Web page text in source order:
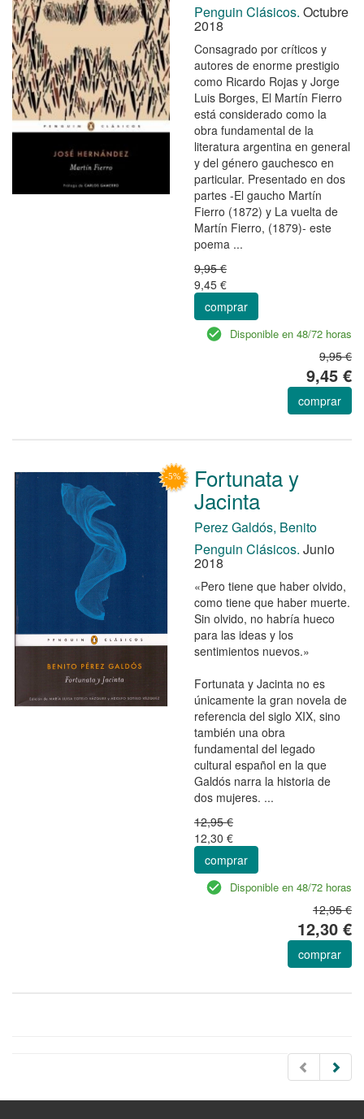
Penguin Clásicos. Octubre
2018
Consagrado por críticos y
autores de enorme prestigio
como Ricardo Rojas y Jorge
Luis Borges, El Martín Fierro
está considerado como la
obra fundamental de la
literatura argentina en general
y del género gauchesco en
particular. Presentado en dos
partes -El gaucho Martín
Fierro (1872) y La vuelta de
Martín Fierro, (1879)- este
poema ...
9,95 €
9,45 €
comprar
Disponible en 48/72 horas
9,95 €
9,45 €
comprar
Fortunata y
Jacinta
Perez Galdós, Benito
Penguin Clásicos. Junio
2018
«Pero tiene que haber olvido,
como tiene que haber muerte.
Sin olvido, no habría hueco
para las ideas y los
sentimientos nuevos.»
Fortunata y Jacinta no es
únicamente la gran novela de
referencia del siglo XIX, sino
también una obra
fundamental del legado
cultural español en la que
Galdós narra la historia de
dos mujeres. ...
12,95 €
12,30 €
comprar
Disponible en 48/72 horas
12,95 €
12,30 €
comprar